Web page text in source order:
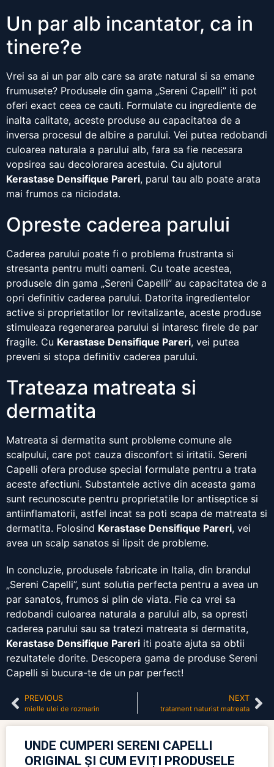
Un par alb incantator, ca in
tinere?e
Vrei sa ai un par alb care sa arate natural si sa emane
frumusete? Produsele din gama „Sereni Capelli” iti pot
oferi exact ceea ce cauti. Formulate cu ingrediente de
inalta calitate, aceste produse au capacitatea de a
inversa procesul de albire a parului. Vei putea redobandi
culoarea naturala a parului alb, fara sa fie necesara
vopsirea sau decolorarea acestuia. Cu ajutorul
Kerastase Densifique Pareri, parul tau alb poate arata
mai frumos ca niciodata.
Opreste caderea parului
Caderea parului poate fi o problema frustranta si
stresanta pentru multi oameni. Cu toate acestea,
produsele din gama „Sereni Capelli” au capacitatea de a
opri definitiv caderea parului. Datorita ingredientelor
active si proprietatilor lor revitalizante, aceste produse
stimuleaza regenerarea parului si intaresc firele de par
fragile. Cu Kerastase Densifique Pareri, vei putea
preveni si stopa definitiv caderea parului.
Trateaza matreata si
dermatita
Matreata si dermatita sunt probleme comune ale
scalpului, care pot cauza disconfort si iritatii. Sereni
Capelli ofera produse special formulate pentru a trata
aceste afectiuni. Substantele active din aceasta gama
sunt recunoscute pentru proprietatile lor antiseptice si
antiinflamatorii, astfel incat sa poti scapa de matreata si
dermatita. Folosind Kerastase Densifique Pareri, vei
avea un scalp sanatos si lipsit de probleme.
In concluzie, produsele fabricate in Italia, din brandul
„Sereni Capelli”, sunt solutia perfecta pentru a avea un
par sanatos, frumos si plin de viata. Fie ca vrei sa
redobandi culoarea naturala a parului alb, sa opresti
caderea parului sau sa tratezi matreata si dermatita,
Kerastase Densifique Pareri iti poate ajuta sa obtii
rezultatele dorite. Descopera gama de produse Sereni
Capelli si bucura-te de un par perfect!
PREVIOUS
mielle ulei de rozmarin
NEXT
tratament naturist matreata
UNDE CUMPERI SERENI CAPELLI
ORIGINAL ȘI CUM EVIȚI PRODUSELE